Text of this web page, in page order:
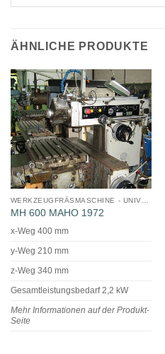
ÄHNLICHE PRODUKTE
MH 600 MAHO 1972
x-Weg 400 mm
y-Weg 210 mm
z-Weg 340 mm
Gesamtleistungsbedarf 2,2 kW
Mehr Informationen auf der Produkt-
Seite